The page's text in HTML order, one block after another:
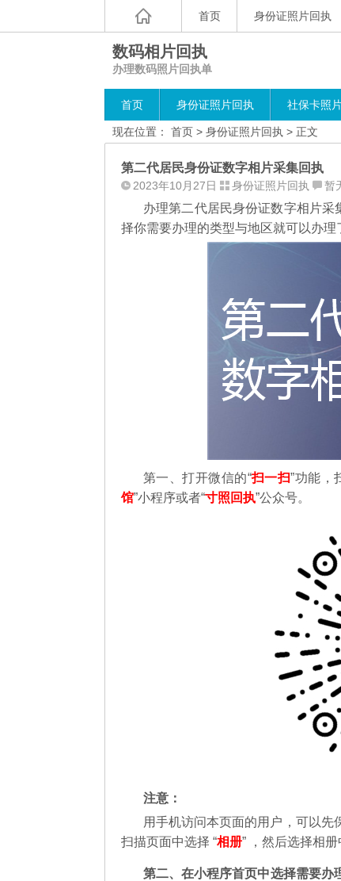
首页 身份证照片回执
数码相片回执
办理数码照片回执单
首页 身份证照片回执 社保卡照
现在位置： 首页 > 身份证照片回执 > 正文
第二代居民身份证数字相片采集回执
2023年10月27日 身份证照片回执 暂
办理第二代居民身份证数字相片采
择你需要办理的类型与地区就可以办理
第一、打开微信的“扫一扫”功能，
馆”小程序或者“寸照回执”公众号。
注意：
用手机访问本页面的用户，可以
扫描页面中选择 “相册” ，然后选择相
第二、在小程序首页中选择需要办